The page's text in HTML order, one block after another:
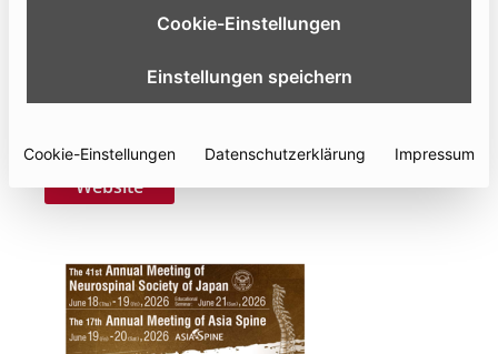
of Neurospinal Society of Japan at Osaka International
Osaka, Japan
Website
Cookie-Einstellungen
Einstellungen speichern
Cookie-Einstellungen Datenschutzerklärung Impressum